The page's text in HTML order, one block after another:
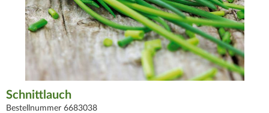
Schnittlauch
Bestellnummer 6683038